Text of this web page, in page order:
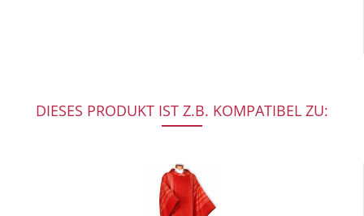
DIESES PRODUKT IST Z.B. KOMPATIBEL ZU: